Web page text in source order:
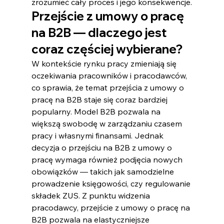
zrozumieć cały proces i jego konsekwencje.
Przejście z umowy o pracę
na B2B — dlaczego jest
coraz częściej wybierane?
W kontekście rynku pracy zmieniają się
oczekiwania pracowników i pracodawców,
co sprawia, że temat przejścia z umowy o
pracę na B2B staje się coraz bardziej
popularny. Model B2B pozwala na
większą swobodę w zarządzaniu czasem
pracy i własnymi finansami. Jednak
decyzja o przejściu na B2B z umowy o
pracę wymaga również podjęcia nowych
obowiązków — takich jak samodzielne
prowadzenie księgowości, czy regulowanie
składek ZUS. Z punktu widzenia
pracodawcy, przejście z umowy o pracę na
B2B pozwala na elastyczniejsze